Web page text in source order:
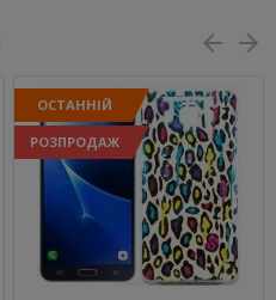
ОСТАННІЙ
РОЗПРОДАЖ